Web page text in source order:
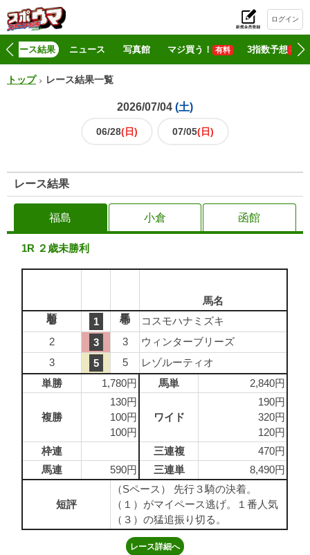
ログイン
レース結果 ニュース 写真館 マジ買う！ 有料 3指数予想 有料
トップ レース結果一覧
2026/07/04
06/28 07/05
レース結果
福島 小倉 函館
1R ２歳未勝利
馬名
1
1 1
コスモハナミズキ
2
3 3
ウィンターブリーズ
3
5 5
レゾルーティオ
単勝
1,780円 馬単 2,840円
複勝
130円
100円
100円
ワイド
190円
320円
120円
枠連
三連複
470円
馬連
590円 三連単 8,490円
短評
（Sペース） 先行３騎の決着。
（１）がマイペース逃げ。１番人気
（３）の猛追振り切る。
レース詳細へ